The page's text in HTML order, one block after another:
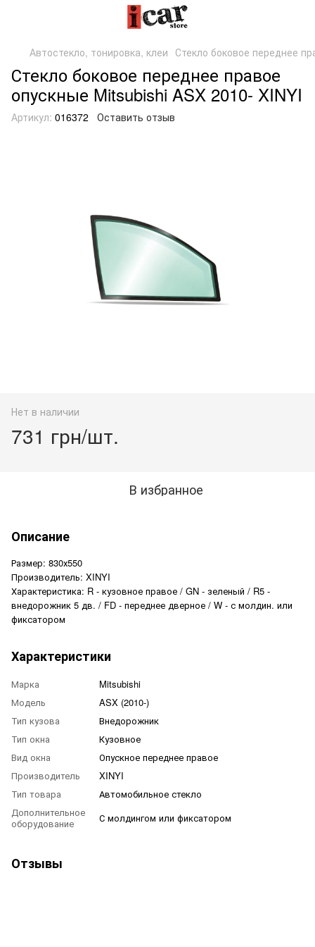
Автостекло, тонировка, клеи Стекло боковое переднее
Стекло боковое переднее правое
опускные Mitsubishi ASX 2010- XINYI
Артикул: 016372 Оставить отзыв
Нет в наличии
731 грн/шт.
В избранное
Описание
Размер: 830х550
Производитель: XINYI
Характеристика: R - кузовное правое / GN - зеленый / R5 -
внедорожник 5 дв. / FD - переднее дверное / W - с молдин. или
фиксатором
Характеристики
Марка
Mitsubishi
Модель
ASX (2010-)
Тип кузова
Внедорожник
Тип окна
Кузовное
Вид окна
Опускное переднее правое
Производитель
XINYI
Тип товара
Автомобильное стекло
Дополнительное
оборудование
С молдингом или фиксатором
Отзывы